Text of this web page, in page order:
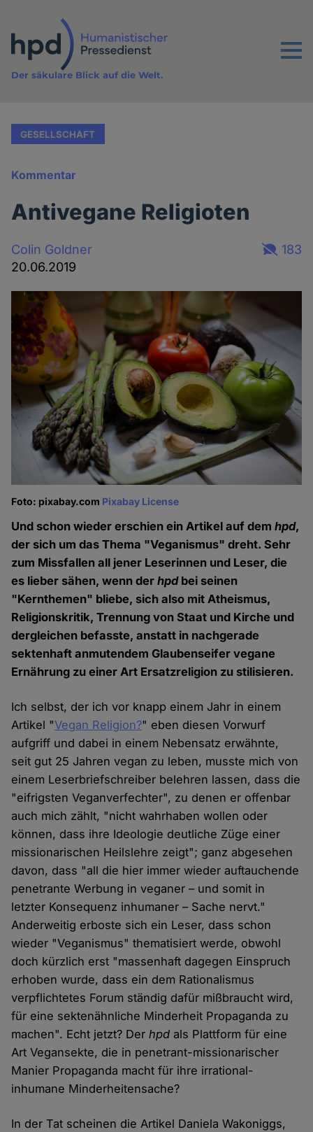
Inhalt
Menu
Der säkulare Blick auf die Welt.
GESELLSCHAFT
Kommentar
Antivegane Religioten
Colin Goldner
20.06.2019
183
Foto: pixabay.com Pixabay License
Und schon wieder erschien ein Artikel auf demhpd,
der sich um das Thema "Veganismus" dreht. Sehr
zum Missfallen all jener Leserinnen und Leser, die
es lieber sähen, wenn derhpdbei seinen
"Kernthemen" bliebe, sich also mit Atheismus,
Religionskritik, Trennung von Staat und Kirche und
dergleichen befasste, anstatt in nachgerade
sektenhaft anmutendem Glaubenseifer vegane
Ernährung zu einer Art Ersatzreligion zu stilisieren.
Ich selbst, der ich vor knapp einem Jahr in einem
Artikel "Vegan Religion?" eben diesen Vorwurf
aufgriff und dabei in einem Nebensatz erwähnte,
seit gut 25 Jahren vegan zu leben, musste mich von
einem Leserbriefschreiber belehren lassen, dass die
"eifrigsten Veganverfechter", zu denen er offenbar
auch mich zählt, "nicht wahrhaben wollen oder
können, dass ihre Ideologie deutliche Züge einer
missionarischen Heilslehre zeigt"; ganz abgesehen
davon, dass "all die hier immer wieder auftauchende
penetrante Werbung in veganer – und somit in
letzter Konsequenz inhumaner – Sache nervt."
Anderweitig erboste sich ein Leser, dass schon
wieder "Veganismus" thematisiert werde, obwohl
doch kürzlich erst "massenhaft dagegen Einspruch
erhoben wurde, dass ein dem Rationalismus
verpflichtetes Forum ständig dafür mißbraucht wird,
für eine sektenähnliche Minderheit Propaganda zu
machen". Echt jetzt? Derhpd als Plattform für eine
Art Vegansekte, die in penetrant-missionarischer
Manier Propaganda macht für ihre irrational-
inhumane Minderheitensache?
In der Tat scheinen die Artikel Daniela Wakoniggs,